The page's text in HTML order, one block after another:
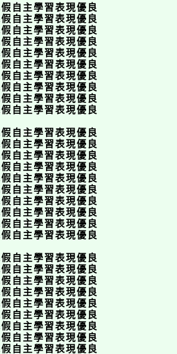
自主學習表現優良
自主學習表現優良
自主學習表現優良
自主學習表現優良
自主學習表現優良
自主學習表現優良
自主學習表現優良
自主學習表現優良
自主學習表現優良
自主學習表現優良
自主學習表現優良
自主學習表現優良
自主學習表現優良
自主學習表現優良
自主學習表現優良
自主學習表現優良
自主學習表現優良
自主學習表現優良
自主學習表現優良
自主學習表現優良
自主學習表現優良
自主學習表現優良
自主學習表現優良
自主學習表現優良
自主學習表現優良
自主學習表現優良
自主學習表現優良
自主學習表現優良
自主學習表現優良